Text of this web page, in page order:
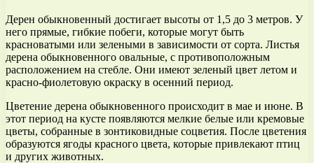
Дерен обыкновенный достигает высоты от 1,5 до 3 метров. У
него прямые, гибкие побеги, которые могут быть
красноватыми или зелеными в зависимости от сорта. Листья
дерена обыкновенного овальные, с противоположным
расположением на стебле. Они имеют зеленый цвет летом и
красно-фиолетовую окраску в осенний период.
Цветение дерена обыкновенного происходит в мае и июне. В
этот период на кусте появляются мелкие белые или кремовые
цветы, собранные в зонтиковидные соцветия. После цветения
образуются ягоды красного цвета, которые привлекают птиц
и других животных.